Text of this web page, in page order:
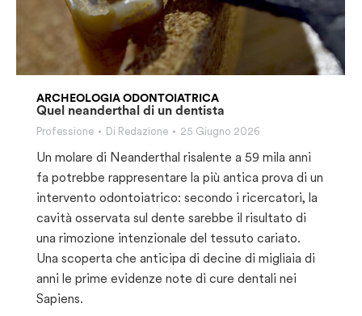
ARCHEOLOGIA ODONTOIATRICA
Quel neanderthal di un dentista
Professione Di Redazione 25 Giugno 2026
Un molare di Neanderthal risalente a 59 mila anni
fa potrebbe rappresentare la più antica prova di un
intervento odontoiatrico: secondo i ricercatori, la
cavità osservata sul dente sarebbe il risultato di
una rimozione intenzionale del tessuto cariato.
Una scoperta che anticipa di decine di migliaia di
anni le prime evidenze note di cure dentali nei
Sapiens.